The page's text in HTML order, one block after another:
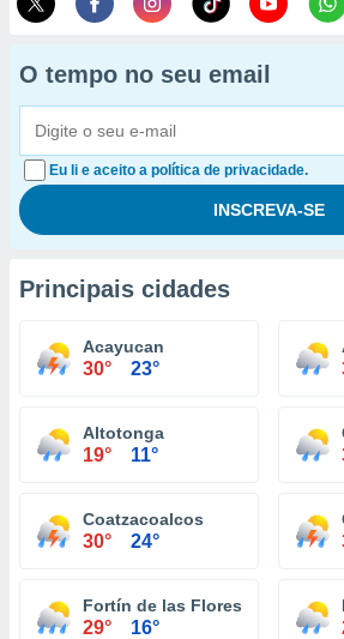
O tempo no seu email
Eu li e aceito a política de privacidade.
Principais cidades
Acayucan
30° 23°
Altotonga
19° 11°
Coatzacoalcos
30° 24°
Fortín de las Flores
29° 16°